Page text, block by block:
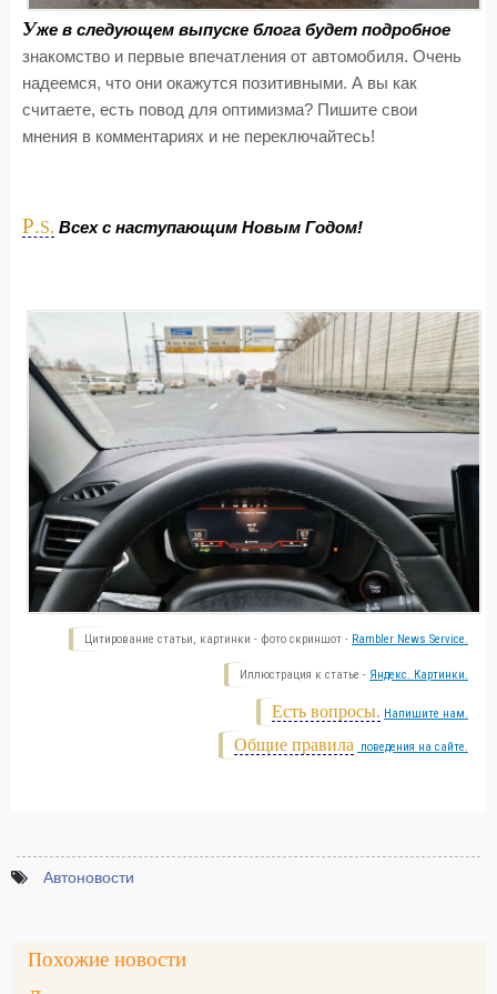
Уже в следующем выпуске блога будет подробное
знакомство и первые впечатления от автомобиля. Очень
надеемся, что они окажутся позитивными. А вы как
считаете, есть повод для оптимизма? Пишите свои
мнения в комментариях и не переключайтесь!
P.S. Всех с наступающим Новым Годом!
Цитирование статьи, картинки - фото скриншот - Rambler News Service.
Иллюстрация к статье - Яндекс. Картинки.
Есть вопросы. Напишите нам.
Общие правила поведения на сайте.
Автоновости
Похожие новости